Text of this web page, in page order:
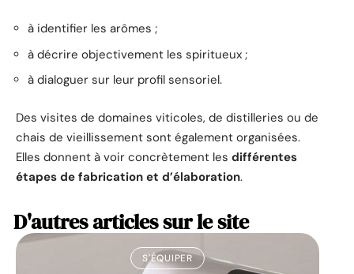
à identifier les arômes ;
à décrire objectivement les spiritueux ;
à dialoguer sur leur profil sensoriel.
Des visites de domaines viticoles, de distilleries ou de
chais de vieillissement sont également organisées.
Elles donnent à voir concrètement les différentes
étapes de fabrication et d’élaboration.
D'autres articles sur le site
S'ÉQUIPER